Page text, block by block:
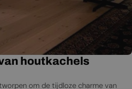
houtkachels
om de tijdloze charme van